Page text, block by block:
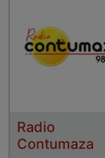
Radio
Contumaza